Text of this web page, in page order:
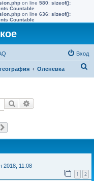
on line 580: sizeof():
Countable
on line 636: sizeof():
Countable
Вход
Оленевка
Поиск
2018, 11:08
1 2